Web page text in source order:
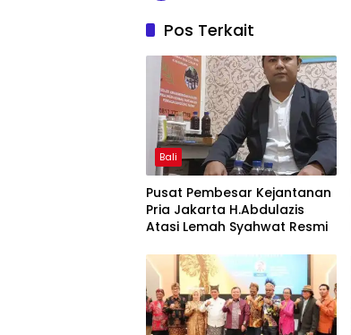
Pos Terkait
Bali
Pusat Pembesar Kejantanan
Pria Jakarta H.Abdulazis
Atasi Lemah Syahwat Resmi